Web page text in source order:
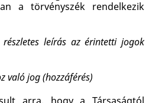
a törvényszék rendelkezik
leírás az érintetti jogok
való jog (hozzáférés)